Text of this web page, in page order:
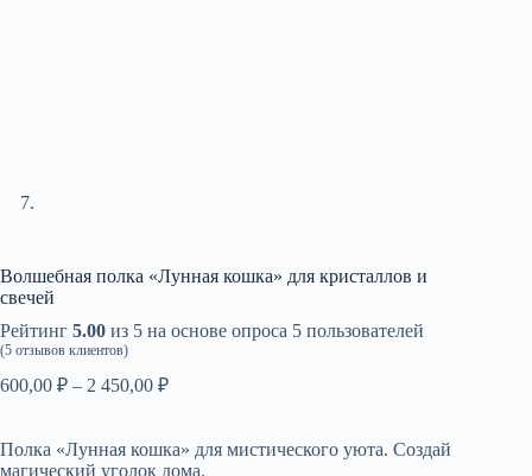
Волшебная полка «Лунная кошка» для кристаллов и
свечей
Рейтинг 5.00 из 5 на основе опроса 5 пользователей
(5 отзывов клиентов)
600,00 ₽ – 2 450,00 ₽Диапазон
–
2
Полка «Лунная кошка» для мистического уюта. Создай
магический уголок дома.